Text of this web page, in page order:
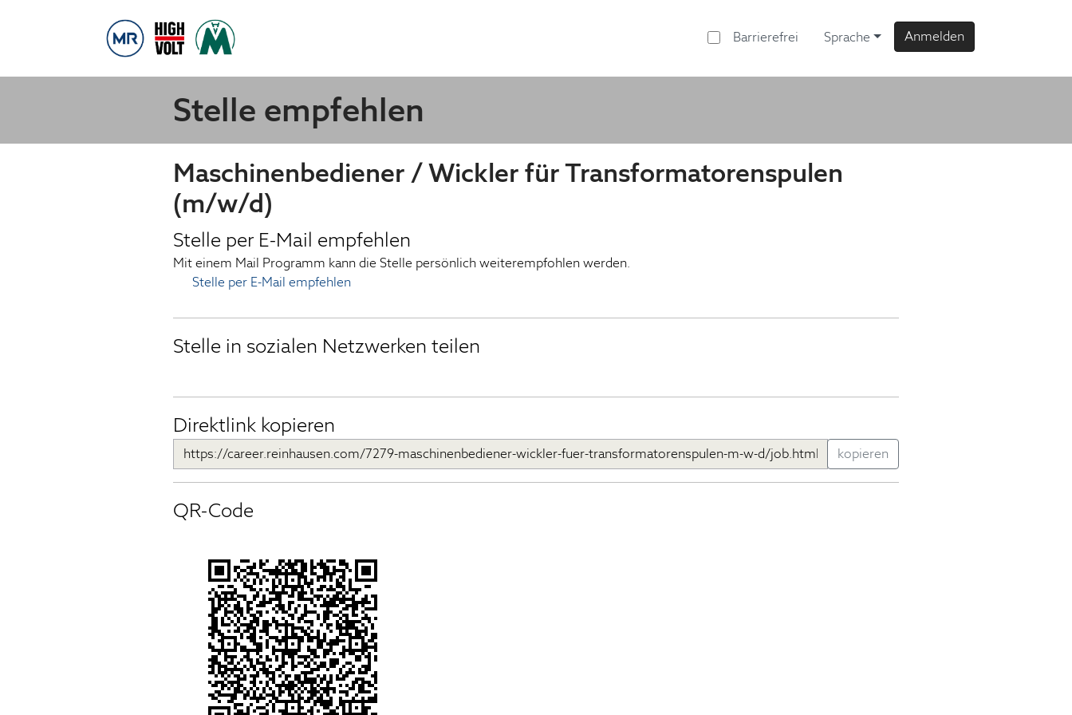
Barrierefrei Sprache Anmelden
Stelle empfehlen
Maschinenbediener / Wickler für Transformatorenspulen
(m/w/d)
Stelle per E-Mail empfehlen
Mit einem Mail Programm kann die Stelle persönlich weiterempfohlen werden.
Stelle per E-Mail empfehlen
Stelle in sozialen Netzwerken teilen
Direktlink kopieren
kopieren
QR-Code